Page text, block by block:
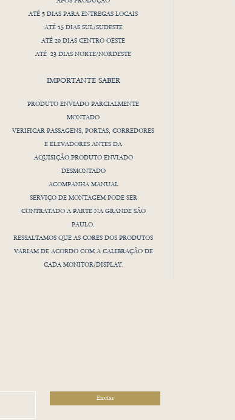
ATÉ 5 DIAS PARA ENTREGAS LOCAIS
ATÉ 15 DIAS SUL/SUDESTE
ATÉ 20 DIAS CENTRO OESTE
ATÉ 23 DIAS NORTE/NORDESTE
IMPORTANTE SABER
PRODUTO ENVIADO PARCIALMENTE
MONTADO
VERIFICAR PASSAGENS, PORTAS, CORREDORES
E ELEVADORES ANTES DA
AQUISIÇÃO.PRODUTO ENVIADO
DESMONTADO
ACOMPANHA MANUAL
SERVIÇO DE MONTAGEM PODE SER
CONTRATADO A PARTE NA GRANDE SÃO
PAULO.
RESSALTAMOS QUE AS CORES DOS PRODUTOS
VARIAM DE ACORDO COM A CALIBRAÇÃO DE
CADA MONITOR/DISPLAY.
Enviar